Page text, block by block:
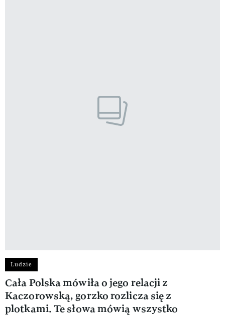
Ludzie
Cała Polska mówiła o jego relacji z
Kaczorowską, gorzko rozlicza się z
plotkami. Te słowa mówią wszystko